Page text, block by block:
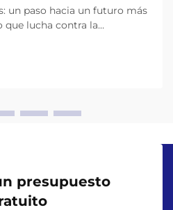
un paso hacia un futuro más
que lucha contra la
cotidianos se ha vuelto
presupuesto